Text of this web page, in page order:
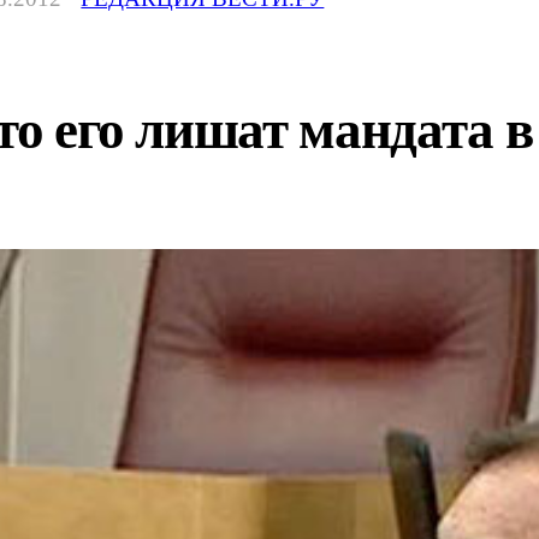
его лишат мандата